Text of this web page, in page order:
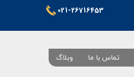
021-26716453
تماس با ما وبلاگ